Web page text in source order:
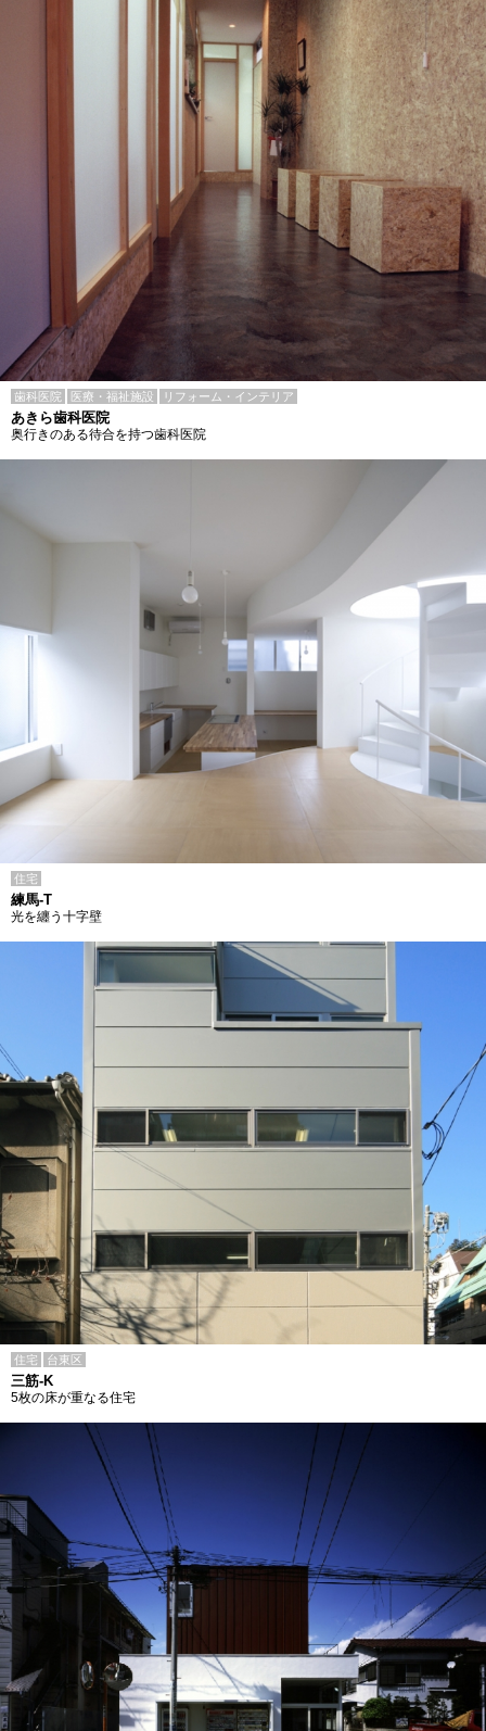
歯科医院 医療・福祉施設 リフォーム・インテリア
あきら歯科医院
奥行きのある待合を持つ歯科医院
住宅
練馬-T
光を纏う十字壁
住宅 台東区
三筋-K
5枚の床が重なる住宅